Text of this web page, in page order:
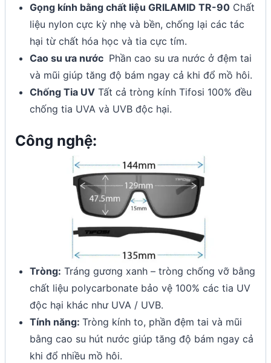
Gọng kính bằng chất liệu GRILAMID TR-90 Chất
liệu nylon cực kỳ nhẹ và bền, chống lại các tác
hại từ chất hóa học và tia cực tím.
Cao su ưa nước Phần cao su ưa nước ở đệm tai
và mũi giúp tăng độ bám ngay cả khi đổ mồ hôi.
Chống Tia UV Tất cả tròng kính Tifosi 100% đều
chống tia UVA và UVB độc hại.
Công nghệ:
Tròng: Tráng gương xanh – tròng chống vỡ bằng
chất liệu polycarbonate bảo vệ 100% các tia UV
độc hại khác như UVA / UVB.
Tính năng: Tròng kính to, phần đệm tai và mũi
bằng cao su hút nước giúp tăng độ bám ngay cả
khi đổ nhiều mồ hôi.